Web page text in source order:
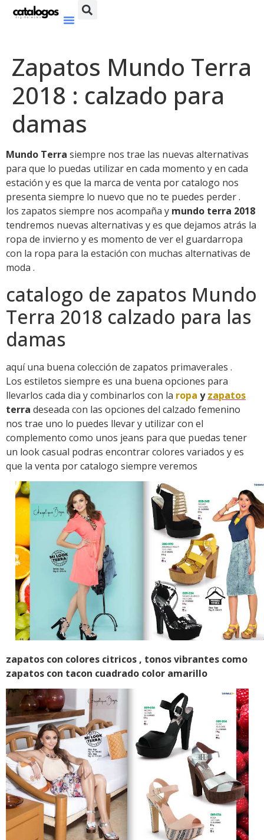
Zapatos Mundo Terra
2018 : calzado para
damas
Mundo Terra siempre nos trae las nuevas alternativas
para que lo puedas utilizar en cada momento y en cada
estación y es que la marca de venta por catalogo nos
presenta siempre lo nuevo que no te puedes perder .
los zapatos siempre nos acompaña y mundo terra 2018
tendremos nuevas alternativas y es que dejamos atrás la
ropa de invierno y es momento de ver el guardarropa
con la ropa para la estación con muchas alternativas de
moda .
catalogo de zapatos Mundo
Terra 2018 calzado para las
damas
aquí una buena colección de zapatos primaverales .
Los estiletos siempre es una buena opciones para
llevarlos cada dia y combinarlos con la ropa yzapatos
terra deseada con las opciones del calzado femenino
nos trae uno lo puedes llevar y utilizar con el
complemento como unos jeans para que puedas tener
un look casual podras encontrar colores variados y es
que la venta por catalogo siempre veremos
zapatos con colores citricos , tonos vibrantes como
zapatos con tacon cuadrado color amarillo